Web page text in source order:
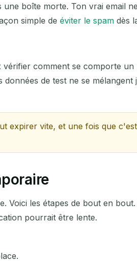
boîte morte. Ton vrai email
simple de éviter le spam dès
comment se comporte
de test ne se
expirer vite, et une fois que
Voici les étapes de bout en
pourrait être lente.